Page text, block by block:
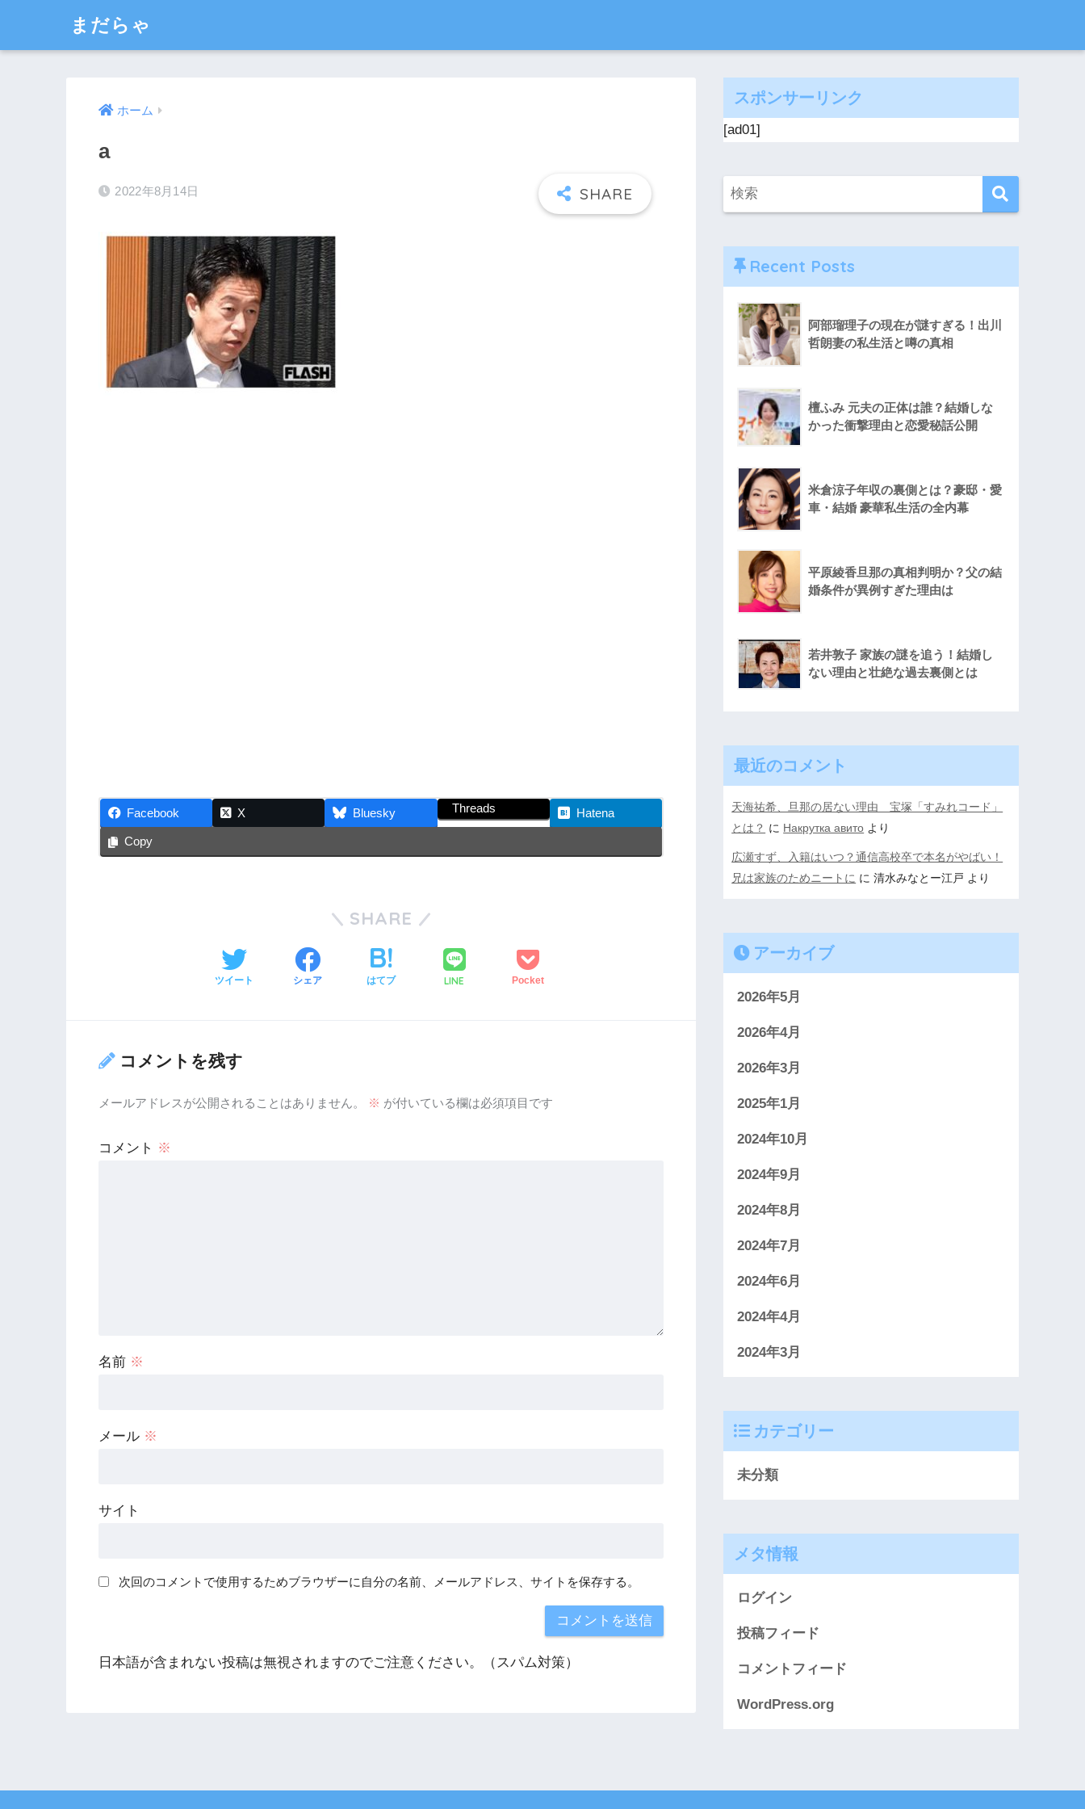
まだらゃ
ホーム
a
2022年8月14日
Facebook X Bluesky Threads Hatena
Copy
SHARE
ツイート シェア はてブ LINE Pocket
コメントを残す
メールアドレスが公開されることはありません。 ※ が付いている欄は必須項目です
コメント ※
名前 ※
メール ※
サイト
次回のコメントで使用するためブラウザーに自分の名前、メールアドレス、サイトを保存する。
日本語が含まれない投稿は無視されますのでご注意ください。（スパム対策）
スポンサーリンク
[ad01]
Recent Posts
阿部瑠理子の現在が謎すぎる！出川
哲朗妻の私生活と噂の真相
檀ふみ 元夫の正体は誰？結婚しな
かった衝撃理由と恋愛秘話公開
米倉涼子年収の裏側とは？豪邸・愛
車・結婚 豪華私生活の全内幕
平原綾香旦那の真相判明か？父の結
婚条件が異例すぎた理由は
若井敦子 家族の謎を追う！結婚し
ない理由と壮絶な過去裏側とは
最近のコメント
天海祐希、旦那の居ない理由 宝塚「すみれコード」
とは？ に Накрутка авито より
広瀬すず、入籍はいつ？通信高校卒で本名がやばい！
兄は家族のためニートに に清水みなとー江戸 より
アーカイブ
2026年5月
2026年4月
2026年3月
2025年1月
2024年10月
2024年9月
2024年8月
2024年7月
2024年6月
2024年4月
2024年3月
カテゴリー
未分類
メタ情報
ログイン
投稿フィード
コメントフィード
WordPress.org